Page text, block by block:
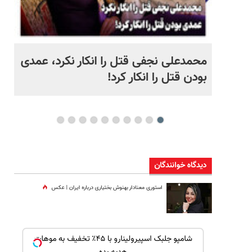
محمدعلی نجفی قتل را انکار نکرد، عمدی
بودن قتل را انکار کرد!
دیدگاه خوانندگان
استوری معنادار بهنوش بختیاری درباره ایران | عکس
شامپو جلبک اسپیرولینارو با ۴۵٪ تخفیف به موهات